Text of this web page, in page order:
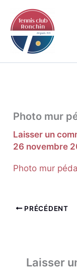
contenu
Photo mur
Laisser un
26 novembre
Photo mur
PRÉCÉDENT
Laisser